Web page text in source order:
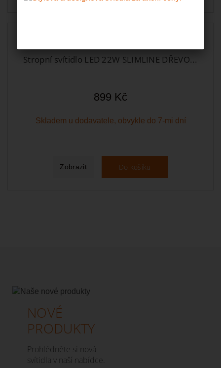
Stropní svítidlo LED 22W SLIMLINE DŘEVO...
899 Kč
Skladem u dodavatele, obvykle do 7-mi dní
Zobrazit Do košíku
NOVÉ
PRODUKTY
Prohlédněte si nová
svítidla v naší nabídce.